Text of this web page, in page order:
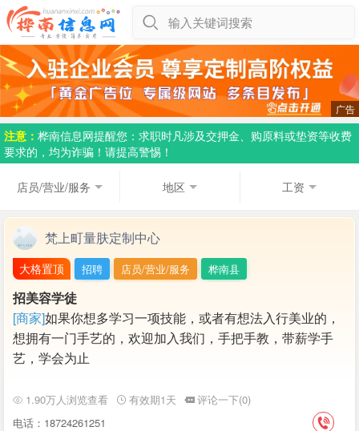
输入关键词搜索
注意： 桦南信息网提醒您：求职时凡涉及交押金、购原料或垫资等收费
要求的，均为诈骗！请提高警惕！
店员/营业/服务 地区 工资
梵上町量肤定制中心
大格置顶 招聘 店员/营业/服务 桦南县
招美容学徒
[商家]如果你想多学习一项技能，或者有想法入行美业的，
想拥有一门手艺的，欢迎加入我们，手把手教，带薪学手
艺，学会为止
1.90万人浏览查看 有效期1天
评论一下(0)
电话：18724261251